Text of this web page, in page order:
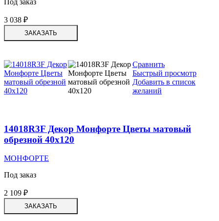
Под заказ
3 038 ₽
ЗАКАЗАТЬ
Сравнить
Быстрый просмотр
Добавить в список
желаний
14018R3F Декор Монфорте Цветы матовый
обрезной 40х120
МОНФОРТЕ
Под заказ
2 109 ₽
ЗАКАЗАТЬ